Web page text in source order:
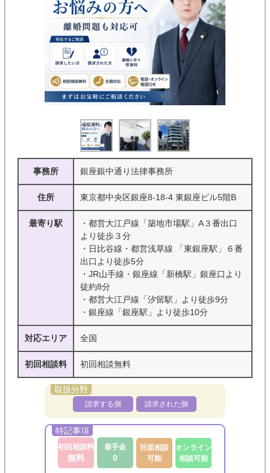
事務所 銀座銀中通り法律事務所
住所 東京都中央区銀座8-18-4 東銀座ビル5階B
最寄り駅
・都営大江戸線「築地市場駅」A３番出口
より徒歩３分
・日比谷線・都営浅草線 「東銀座駅」６番
出口より徒歩5分
・JR山手線・銀座線「新橋駅」銀座口より
徒約8分
・都営大江戸線「汐留駅」より徒歩9分
・銀座線「銀座駅」より徒歩10分
対応エリア 全国
初回相談料 初回相談無料
請求する側 請求された側
初回相談料
無料
着手金
0
対面相談
可能
オンライン
相談可能